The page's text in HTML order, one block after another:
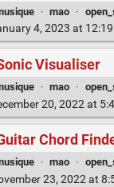
· mao ·
4, 2023 at
Visualiser
· mao ·
20, 2022 at
Chord
· mao ·
23, 2022 at